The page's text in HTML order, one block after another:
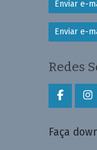
Enviar e-
Enviar e-
Redes
Faça